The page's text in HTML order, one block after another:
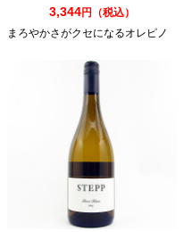
3,344円（税込）
まろやかさがクセになるオレピノ